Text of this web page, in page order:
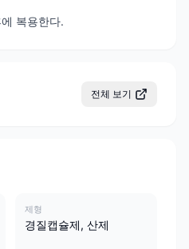
복용한다.
전체 보기
제형
경질캡슐제, 산제